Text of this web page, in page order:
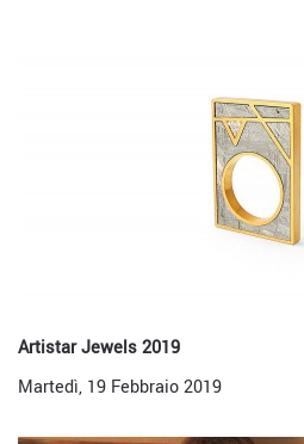
Artistar Jewels 2019
Martedì, 19 Febbraio 2019